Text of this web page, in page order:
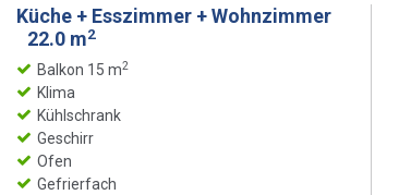
Küche + Esszimmer + Wohnzimmer
22.0 m2
Balkon 15 m2
Klima
Kühlschrank
Geschirr
Ofen
Gefrierfach